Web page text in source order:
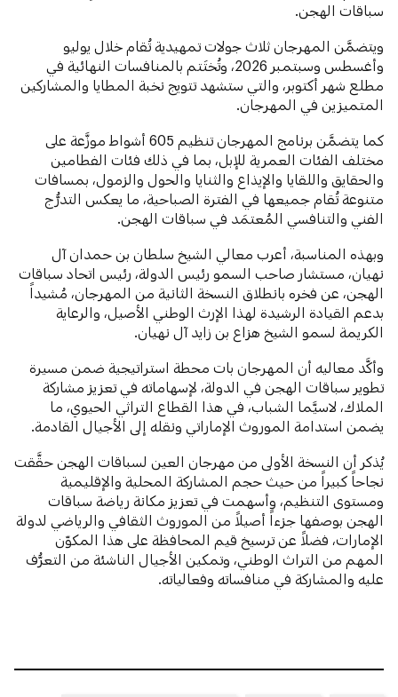
سباقات الهجن.
ويتضمَّن المهرجان ثلاث جولات تمهيدية تُقام خلال يوليو
وأغسطس وسبتمبر 2026، وتُختَتم بالمنافسات النهائية في
مطلع شهر أكتوبر، والتي ستشهد تتويج نخبة المطايا والمشاركين
المتميزين في المهرجان.
كما يتضمَّن برنامج المهرجان تنظيم 605 أشواط موزَّعة على
مختلف الفئات العمرية للإبل، بما في ذلك فئات الفطامين
والحقايق واللقايا والإيذاع والثنايا والحول والزمول، بمسافات
متنوعة تُقام جميعها في الفترة الصباحية، ما يعكس التدرُّج
الفني والتنافسي المُعتمَد في سباقات الهجن.
وبهذه المناسبة، أعرب معالي الشيخ سلطان بن حمدان آل
نهيان، مستشار صاحب السمو رئيس الدولة، رئيس اتحاد سباقات
الهجن، عن فخره بانطلاق النسخة الثانية من المهرجان، مُشيداً
بدعم القيادة الرشيدة لهذا الإرث الوطني الأصيل، والرعاية
الكريمة لسمو الشيخ هزاع بن زايد آل نهيان.
وأكَّد معاليه أن المهرجان بات محطة استراتيجية ضمن مسيرة
تطوير سباقات الهجن في الدولة، لإسهاماته في تعزيز مشاركة
الملاك، لاسيَّما الشباب، في هذا القطاع التراثي الحيوي، ما
يضمن استدامة الموروث الإماراتي ونقله إلى الأجيال القادمة.
يُذكر أن النسخة الأولى من مهرجان العين لسباقات الهجن حقَّقت
نجاحاً كبيراً من حيث حجم المشاركة المحلية والإقليمية
ومستوى التنظيم، وأسهمت في تعزيز مكانة رياضة سباقات
الهجن بوصفها جزءاً أصيلاً من الموروث الثقافي والرياضي لدولة
الإمارات، فضلاً عن ترسيخ قيم المحافظة على هذا المكوّن
المهم من التراث الوطني، وتمكين الأجيال الناشئة من التعرُّف
عليه والمشاركة في منافساته وفعالياته.